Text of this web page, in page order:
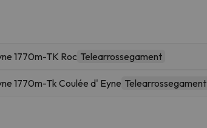
1770m-TK Roc Telearrossegament
1770m-Tk Coulée d' Eyne Telearrossegament